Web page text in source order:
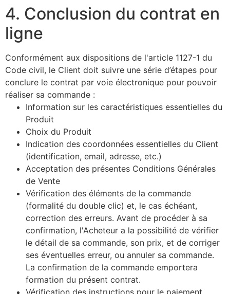
4. Conclusion du contrat en
ligne
Conformément aux dispositions de l'article 1127-1 du
Code civil, le Client doit suivre une série d’étapes pour
conclure le contrat par voie électronique pour pouvoir
réaliser sa commande :
Information sur les caractéristiques essentielles du
Produit
Choix du Produit
Indication des coordonnées essentielles du Client
(identification, email, adresse, etc.)
Acceptation des présentes Conditions Générales
de Vente
Vérification des éléments de la commande
(formalité du double clic) et, le cas échéant,
correction des erreurs. Avant de procéder à sa
confirmation, l'Acheteur a la possibilité de vérifier
le détail de sa commande, son prix, et de corriger
ses éventuelles erreur, ou annuler sa commande.
La confirmation de la commande emportera
formation du présent contrat.
Vérification des instructions pour le paiement,